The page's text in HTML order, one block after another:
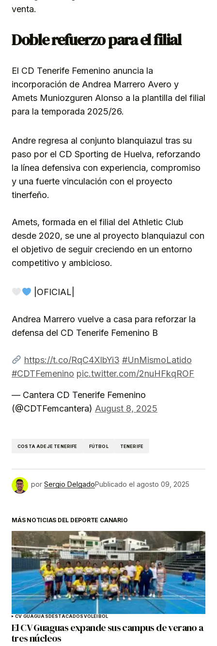
venta.
Doble refuerzo para el filial
El CD Tenerife Femenino anuncia la
incorporación de Andrea Marrero Avero y
Amets Muniozguren Alonso a la plantilla del filial
para la temporada 2025/26.
Andre regresa al conjunto blanquiazul tras su
paso por el CD Sporting de Huelva, reforzando
la línea defensiva con experiencia, compromiso
y una fuerte vinculación con el proyecto
tinerfeño.
Amets, formada en el filial del Athletic Club
desde 2020, se une al proyecto blanquiazul con
el objetivo de seguir creciendo en un entorno
competitivo y ambicioso.
|OFICIAL|
Andrea Marrero vuelve a casa para reforzar la
defensa del CD Tenerife Femenino B
https://t.co/RqC4XlbYi3 #UnMismoLatido
#CDTFemenino pic.twitter.com/2nuHFkqROF
— Cantera CD Tenerife Femenino
(@CDTFemcantera) August 8, 2025
COSTA ADEJE TENERIFE FÚTBOL TENERIFE
por Sergio DelgadoPublicado el agosto 09, 2025
MÁS NOTICIAS DEL DEPORTE CANARIO
CV GUAGUASDESTACADOSVOLEIBOL
El CV Guaguas expande sus campus de verano a
tres núcleos